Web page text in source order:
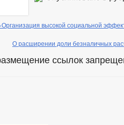
высокой социальной
О расширении доли безналичных
ссылок